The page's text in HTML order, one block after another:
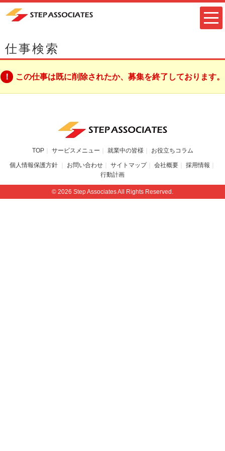
仕事検索
この仕事は既に削除されたか、募集を終了しております。
TOP サービスメニュー 就業中の皆様 お役立ちコラム
個人情報保護方針 お問い合わせ サイトマップ 会社概要
採用情報
行動計画
© 2026 Step Associates All Rights Reserved.